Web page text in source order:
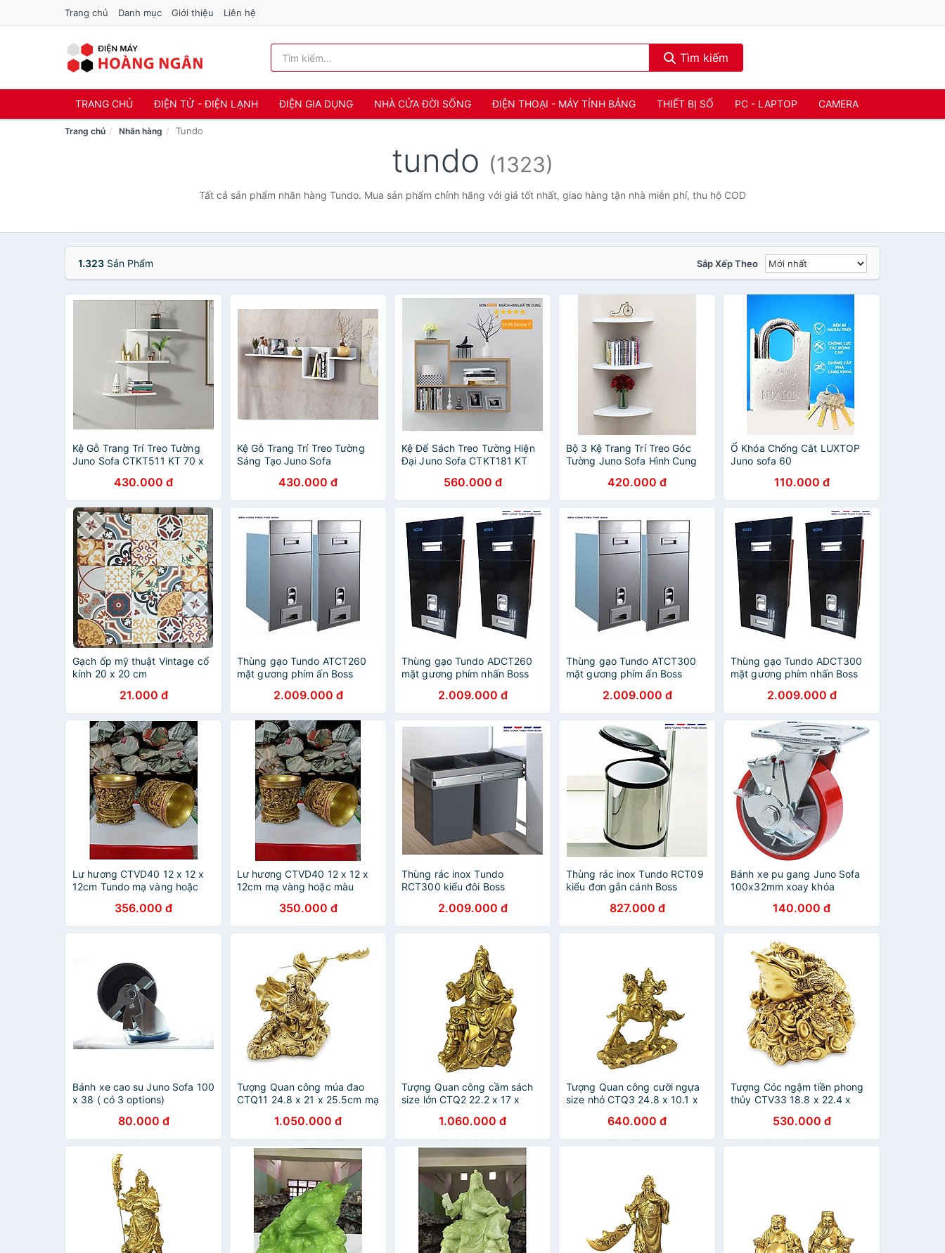
Trang chủ Danh mục Giới thiệu Liên hệ
Tìm kiếm
TRANG CHỦ ĐIỆN TỬ - ĐIỆN LẠNH ĐIỆN GIA DỤNG NHÀ CỬA ĐỜI SỐNG ĐIỆN THOẠI - MÁY TÍNH BẢNG THIẾT BỊ SỐ PC - LAPTOP CAMERA
Trang chủ Nhãn hàng Tundo
tundo (1323)
Tất cả sản phẩm nhãn hàng Tundo. Mua sản phẩm chính hãng với giá tốt nhất, giao hàng tận nhà miễn phí, thu hộ COD
1.323 Sản Phẩm Sắp Xếp Theo
Kệ Gỗ Trang Trí Treo Tường
Juno Sofa CTKT511 KT 70 x
430.000 đ
Kệ Gỗ Trang Trí Treo Tường
Sáng Tạo Juno Sofa
430.000 đ
Kệ Để Sách Treo Tường Hiện
Đại Juno Sofa CTKT181 KT
560.000 đ
Bộ 3 Kệ Trang Trí Treo Góc
Tường Juno Sofa Hình Cung
Tường) KT 28x 28x1.8cm
420.000 đ
Ổ Khóa Chống Cắt LUXTOP
Juno sofa 60
110.000 đ
Gạch ốp mỹ thuật Vintage cổ
kính 20 x 20 cm
21.000 đ
Thùng gạo Tundo ATCT260
mặt gương phím ấn Boss
2.009.000 đ
Thùng gạo Tundo ADCT260
mặt gương phím nhấn Boss
2.009.000 đ
Thùng gạo Tundo ATCT300
mặt gương phím ấn Boss
2.009.000 đ
Thùng gạo Tundo ADCT300
mặt gương phím nhấn Boss
2.009.000 đ
Lư hương CTVD40 12 x 12 x
12cm Tundo mạ vàng hoặc
356.000 đ
Lư hương CTVD40 12 x 12 x
12cm mạ vàng hoặc màu
350.000 đ
Thùng rác inox Tundo
RCT300 kiểu đôi Boss
2.009.000 đ
Thùng rác inox Tundo RCT09
kiểu đơn gắn cánh Boss
827.000 đ
Bánh xe pu gang Juno Sofa
100x32mm xoay khóa
140.000 đ
Bánh xe cao su Juno Sofa 100
x 38 ( có 3 options)
80.000 đ
Tượng Quan công múa đao
CTQ11 24.8 x 21 x 25.5cm mạ
1.050.000 đ
Tượng Quan công cầm sách
size lớn CTQ2 22.2 x 17 x
xanh lựa chọn1.060.000 đ
Tượng Quan công cưỡi ngựa
size nhỏ CTQ3 24.8 x 10.1 x
xanh lựa chọn640.000 đ
Tượng Cóc ngậm tiền phong
thủy CTV33 18.8 x 22.4 x
xanh lựa chọn530.000 đ